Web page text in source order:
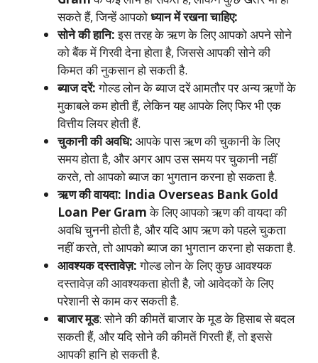
सकते हैं, जिन्हें आपकोध्यान में रखना चाहिए:
सोने की हानि:इस तरह के ऋण के लिए आपको अपने सोने
को बैंक में गिरवी देना होता है, जिससे आपकी सोने की
किमत की नुकसान हो सकती है.
ब्याज दरें:गोल्ड लोन के ब्याज दरें आमतौर पर अन्य ऋणों के
मुकाबले कम होती हैं, लेकिन यह आपके लिए फिर भी एक
वित्तीय लियर होती हैं.
चुकानी की अवधि: आपके पास ऋण की चुकानी के लिए
समय होता है, और अगर आप उस समय पर चुकानी नहीं
करते, तो आपको ब्याज का भुगतान करना हो सकता है.
ऋण की वायदा: India Overseas Bank Gold
Loan Per Gramके लिए आपको ऋण की वायदा की
अवधि चुननी होती है, और यदि आप ऋण को पहले चुकता
नहीं करते, तो आपको ब्याज का भुगतान करना हो सकता है.
आवश्यक दस्तावेज़:गोल्ड लोन के लिए कुछ आवश्यक
दस्तावेज़ की आवश्यकता होती है, जो आवेदकों के लिए
परेशानी से काम कर सकती है.
बाजार मूड: सोने की कीमतें बाजार के मूड के हिसाब से बदल
सकती हैं, और यदि सोने की कीमतें गिरती हैं, तो इससे
आपकी हानि हो सकती है.